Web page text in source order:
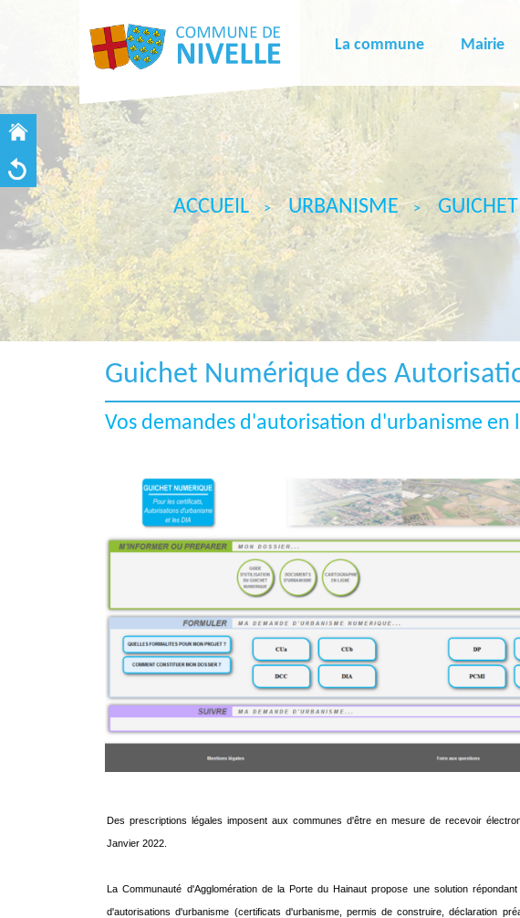
La commune Mairie
ACCUEIL URBANISME
Guichet Numérique des
Vos demandes d'autorisation d'urbanisme en
Des prescriptions légales imposent aux communes d'être en mesure de recevoir
Janvier 2022.
La Communauté d'Agglomération de la Porte du Hainaut propose une solution
d'autorisations d'urbanisme (certificats d'urbanisme, permis de construire, déclaration